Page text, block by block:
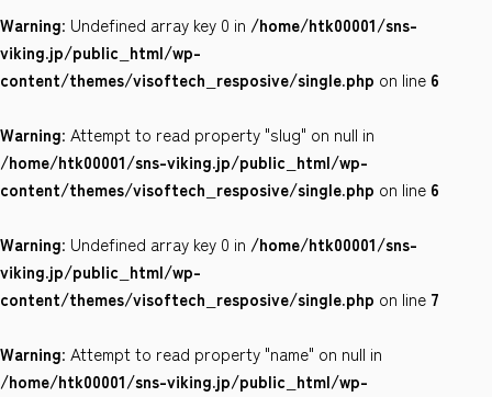
クリエイティブ
お気に入り
会社案内
サイトポリシー
Warning: Undefined array key 0 in /home/htk00001/sns-
viking.jp/public_html/wp-
content/themes/visoftech_resposive/single.php on line 6
Warning: Attempt to read property "slug" on null in
/home/htk00001/sns-viking.jp/public_html/wp-
content/themes/visoftech_resposive/single.php on line 6
Warning: Undefined array key 0 in /home/htk00001/sns-
viking.jp/public_html/wp-
content/themes/visoftech_resposive/single.php on line 7
Warning: Attempt to read property "name" on null in
/home/htk00001/sns-viking.jp/public_html/wp-